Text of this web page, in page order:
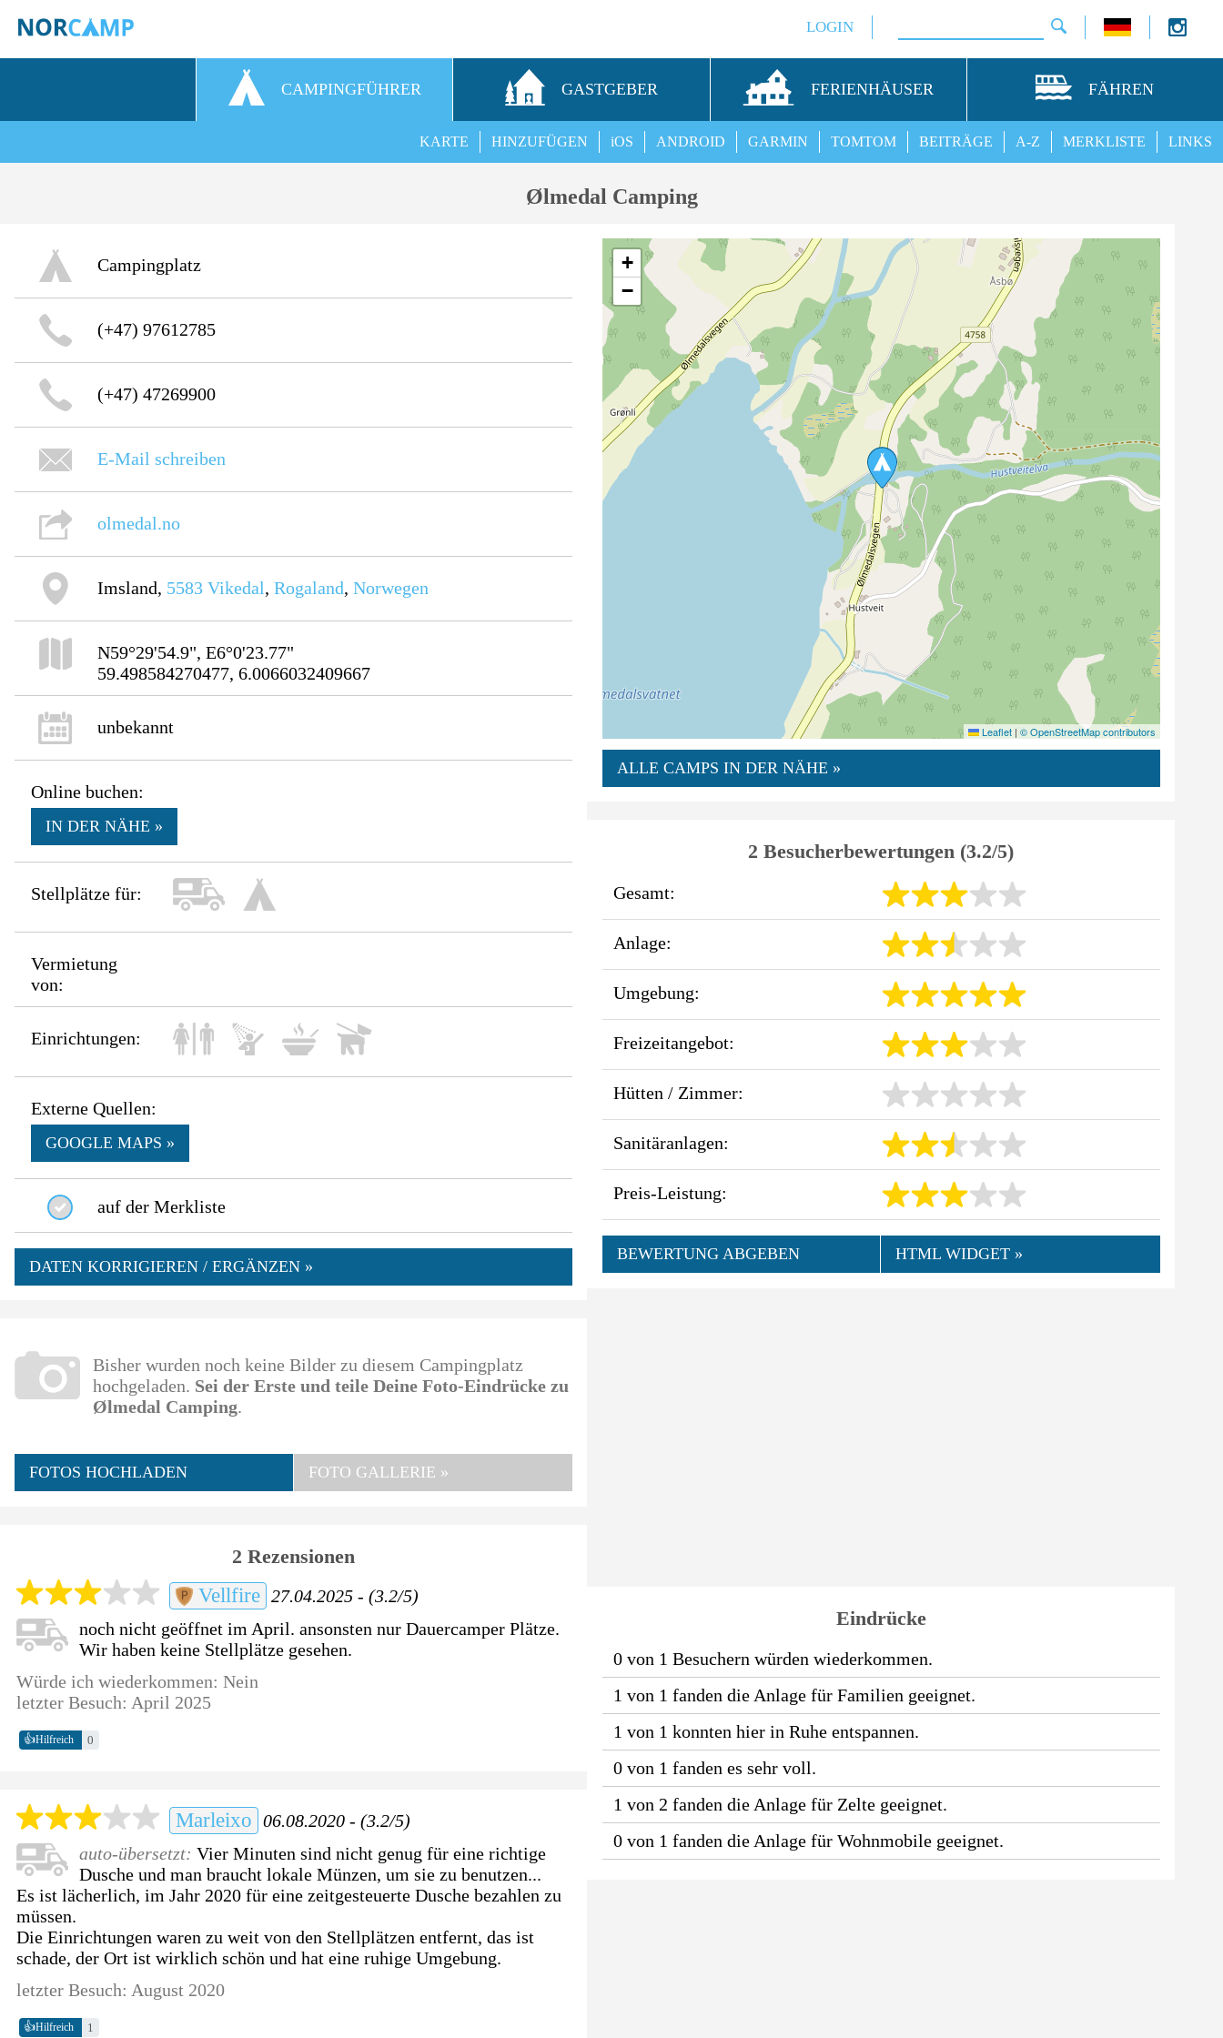
LOGIN
CAMPINGFÜHRER GASTGEBER FERIENHÄUSER FÄHREN
LINKS
MERKLISTE
A-Z
BEITRÄGE
TOMTOM
GARMIN
ANDROID
iOS
HINZUFÜGEN
KARTE
Ølmedal Camping
Campingplatz
(+47) 97612785
(+47) 47269900
E-Mail schreiben
olmedal.no
Imsland, 5583 Vikedal,Rogaland,Norwegen
N59°29'54.9", E6°0'23.77"
59.498584270477, 6.0066032409667
unbekannt
Online buchen:
IN DER NÄHE »
Stellplätze für:
Vermietung
von:
Einrichtungen:
Externe Quellen:
GOOGLE MAPS »
auf der Merkliste
DATEN KORRIGIEREN / ERGÄNZEN »
Bisher wurden noch keine Bilder zu diesem Campingplatz
hochgeladen. Sei der Erste und teile Deine Foto-Eindrücke zu
Ølmedal Camping.
FOTOS HOCHLADEN FOTO GALLERIE »
2 Rezensionen
Vellfire 27.04.2025 - (3.2/5)
noch nicht geöffnet im April. ansonsten nur Dauercamper Plätze.
Wir haben keine Stellplätze gesehen.
Würde ich wiederkommen: Nein
letzter Besuch: April 2025
👍Hilfreich 0
Marleixo 06.08.2020 - (3.2/5)
auto-übersetzt:Vier Minuten sind nicht genug für eine richtige
Dusche und man braucht lokale Münzen, um sie zu benutzen...
Es ist lächerlich, im Jahr 2020 für eine zeitgesteuerte Dusche bezahlen zu
müssen.
Die Einrichtungen waren zu weit von den Stellplätzen entfernt, das ist
schade, der Ort ist wirklich schön und hat eine ruhige Umgebung.
letzter Besuch: August 2020
👍Hilfreich 1
+
−
Leaflet | © OpenStreetMap contributors
ALLE CAMPS IN DER NÄHE »
2 Besucherbewertungen (3.2/5)
Gesamt:
Anlage:
Umgebung:
Freizeitangebot:
Hütten / Zimmer:
Sanitäranlagen:
Preis-Leistung:
BEWERTUNG ABGEBEN HTML WIDGET »
Eindrücke
0 von 1 Besuchern würden wiederkommen.
1 von 1 fanden die Anlage für Familien geeignet.
1 von 1 konnten hier in Ruhe entspannen.
0 von 1 fanden es sehr voll.
1 von 2 fanden die Anlage für Zelte geeignet.
0 von 1 fanden die Anlage für Wohnmobile geeignet.